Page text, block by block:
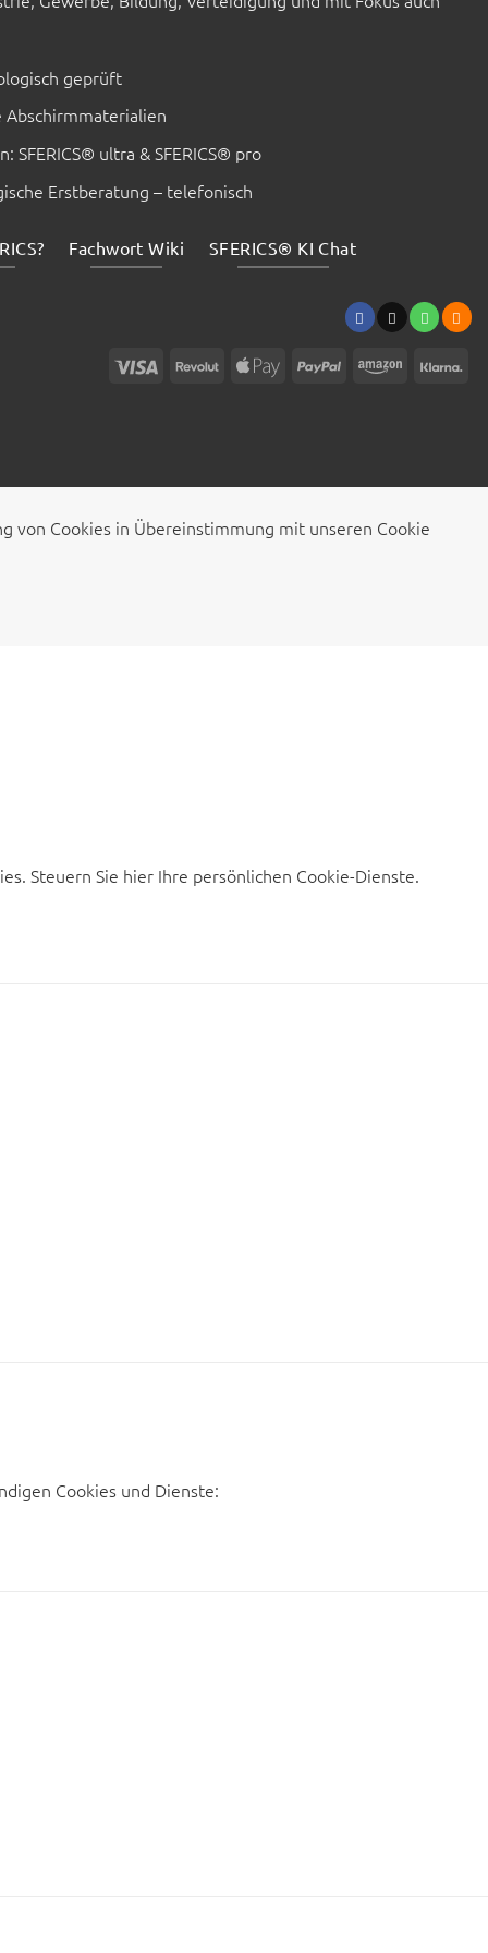
€
Personen-
Haushalt
geprüft
Abschirmmaterialien
SFERICS® ultra & SFERICS® pro
Erstberatung – telefonisch
Fachwort Wiki SFERICS® KI Chat
Visa Revolut Apple
PayPal Amazon
von Cookies in Übereinstimmung mit unseren Cookie
Steuern Sie hier Ihre persönlichen Cookie-Dienste.
Cookies und Dienste: